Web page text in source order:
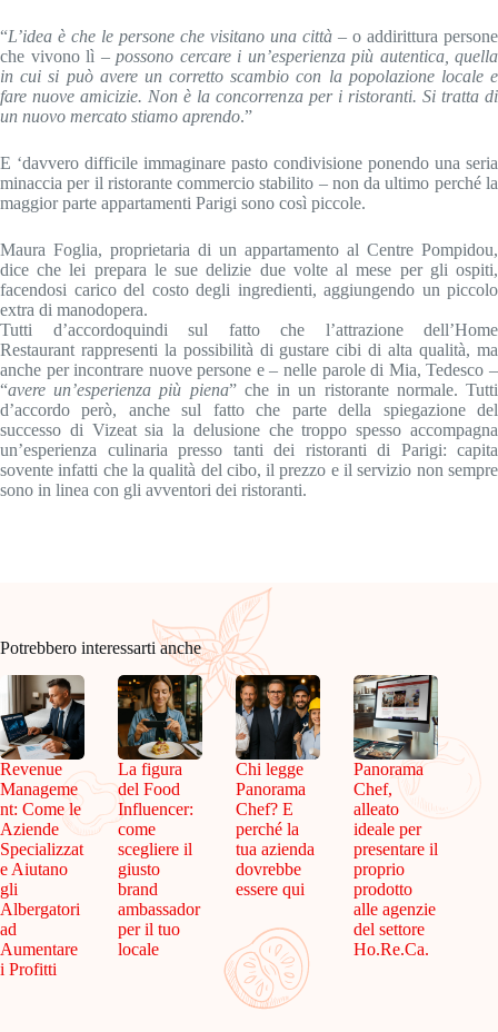
“L’idea è che le persone che visitano una città – o addirittura persone
che vivono lì – possono cercare i un’esperienza più autentica, quella
in cui si può avere un corretto scambio con la popolazione locale e
fare nuove amicizie. Non è la concorrenza per i ristoranti. Si tratta di
un nuovo mercato stiamo aprendo.”
E ‘davvero difficile immaginare pasto condivisione ponendo una seria
minaccia per il ristorante commercio stabilito – non da ultimo perché la
maggior parte appartamenti Parigi sono così piccole.
Maura Foglia, proprietaria di un appartamento al Centre Pompidou,
dice che lei prepara le sue delizie due volte al mese per gli ospiti,
facendosi carico del costo degli ingredienti, aggiungendo un piccolo
extra di manodopera.
Tutti d’accordoquindi sul fatto che l’attrazione dell’Home
Restaurant rappresenti la possibilità di gustare cibi di alta qualità, ma
anche per incontrare nuove persone e – nelle parole di Mia, Tedesco –
“avere un’esperienza più piena” che in un ristorante normale. Tutti
d’accordo però, anche sul fatto che parte della spiegazione del
successo di Vizeat sia la delusione che troppo spesso accompagna
un’esperienza culinaria presso tanti dei ristoranti di Parigi: capita
sovente infatti che la qualità del cibo, il prezzo e il servizio non sempre
sono in linea con gli avventori dei ristoranti.
Potrebbero interessarti anche
Revenue
Manageme
nt: Come le
Aziende
Specializzat
e Aiutano
gli
Albergatori
ad
Aumentare
i Profitti
La figura
del Food
Influencer:
come
scegliere il
giusto
brand
ambassador
per il tuo
locale
Chi legge
Panorama
Chef? E
perché la
tua azienda
dovrebbe
essere qui
Panorama
Chef,
alleato
ideale per
presentare il
proprio
prodotto
alle agenzie
del settore
Ho.Re.Ca.